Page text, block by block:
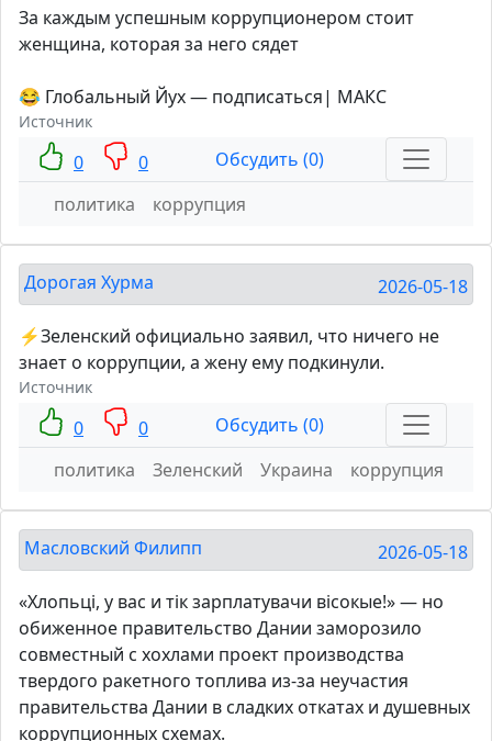
За каждым успешным коррупционером стоит
женщина, которая за него сядет
😂 Глобальный Йух — подписаться| МАКС
Источник
0 0
Обсудить (0)
политика
коррупция
Дорогая Хурма 2026-05-18
⚡️Зеленский официально заявил, что ничего не
знает о коррупции, а жену ему подкинули.
Источник
0 0
Обсудить (0)
политика
Зеленский Украина коррупция
Масловский Филипп 2026-05-18
«Хлопьцi, у вас и тiк зарплатувачи вiсокые!» — но
обиженное правительство Дании заморозило
совместный с хохлами проект производства
твердого ракетного топлива из-за неучастия
правительства Дании в сладких откатах и душевных
коррупционных схемах.